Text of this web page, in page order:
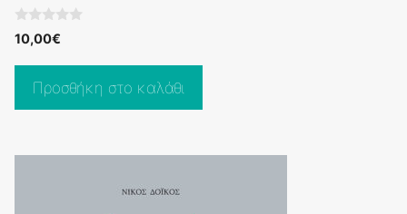
0
o
5
10,00€
Προσθήκη στο καλάθι